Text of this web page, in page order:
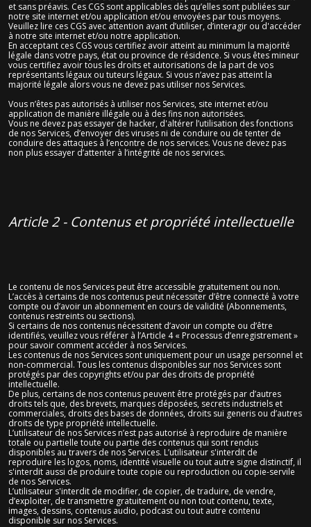
et sans préavis. Ces CGS sont applicables dès qu’elles sont publiées sur
notre site internet et/ou application et/ou envoyées par tous moyens.
Veuillez lire ces CGS avec attention avant d’utiliser, d’interagir ou d'accéder
à notre site internet et/ou notre application.
En acceptant ces CGS vous certifiez avoir atteint au minimum la majorité
légale dans votre pays, état ou province de résidence. Si vous êtes mineur
vous certifiez avoir tous les droits et autorisations de la part de vos
représentants légaux ou tuteurs légaux. Si vous n’avez pas atteint la
majorité légale alors vous ne devez pas utiliser nos Services.
Vous n’êtes pas autorisés à utiliser nos Services, site internet et/ou
application de manière illégale ou à des fins non autorisées.
Vous ne devez pas essayer de hacker, d'altérer l’utilisation des fonctions
de nos Services, d’envoyer des viruses ni de conduire ou de tenter de
conduire des attaques à l’encontre de nos services. Vous ne devez pas
non plus essayer d’attenter à l’intégrité de nos services.
Article 2 - Contenus et propriété intellectuelle
Le contenu de nos Services peut être accessible gratuitement ou non.
L’accès à certains de nos contenus peut nécessiter d’être connecté à votre
compte ou d’avoir un abonnement en cours de validité (Abonnements,
contenus restreints ou sections).
Si certains de nos contenus nécessitent d’avoir un compte ou d’être
identifiés, veuillez vous référer à l’Article 4 « Processus d’enregistrement »
pour savoir comment accéder à nos Services.
Les contenus de nos Services sont uniquement pour un usage personnel et
non-commercial. Tous les contenus disponibles sur nos Services sont
protégés par des copyrights et/ou par des droits de propriété
intellectuelle.
De plus, certains de nos contenus peuvent être protégés par d’autres
droits tels que, des brevets, marques déposées, secrets industriels et
commerciales, droits des bases de données, droits sui generis ou d’autres
droits de type propriété intellectuelle.
L’utilisateur de nos Services n’est pas autorisé à reproduire de manière
totale ou partielle toute ou partie des contenus qui sont rendus
disponibles au travers de nos Services. L’utilisateur s'interdit de
reproduire les logos, noms, identité visuelle ou tout autre signe distinctif, il
s'interdit aussi de produire toute copie ou reproduction ou copie-servile
de nos Services.
L’utilisateur s'interdit de modifier, de copier, de traduire, de vendre,
d’exploiter, de transmettre gratuitement ou non tout contenu, texte,
images, dessins, contenus audio, podcast ou tout autre contenu
disponible sur nos Services.